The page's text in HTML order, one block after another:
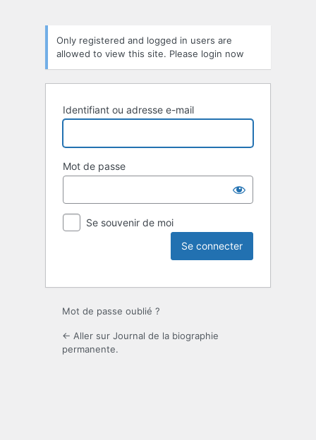
Only registered and logged in users are
allowed to view this site. Please login now
Identifiant ou adresse e-mail
Mot de passe
Se souvenir de moi
Mot de passe oublié ?
← Aller sur Journal de la biographie
permanente.